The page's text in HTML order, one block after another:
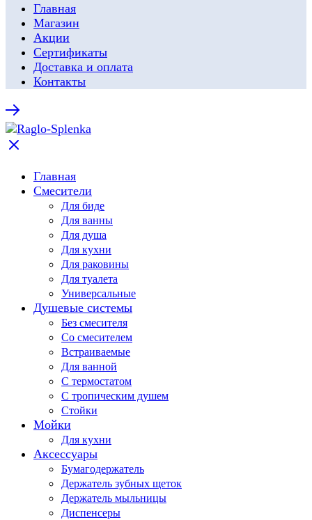
Главная
Магазин
Акции
Сертификаты
Доставка и оплата
Контакты
Главная
Смесители
Для биде
Для ванны
Для душа
Для кухни
Для раковины
Для туалета
Универсальные
Душевые системы
Без смесителя
Со смесителем
Встраиваемые
Для ванной
С термостатом
С тропическим душем
Стойки
Мойки
Для кухни
Аксессуары
Бумагодержатель
Держатель зубных щеток
Держатель мыльницы
Диспенсеры